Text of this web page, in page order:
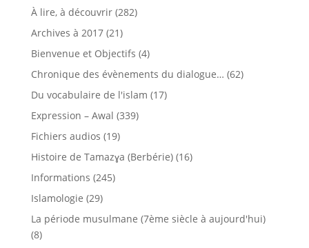
À lire, à découvrir(282)
Archives à 2017(21)
Bienvenue et Objectifs (4)
Chronique des évènements du dialogue… (62)
Du vocabulaire de l'islam (17)
Expression – Awal (339)
Fichiers audios (19)
Histoire de Tamazɣa (Berbérie)(16)
Informations (245)
Islamologie (29)
La période musulmane (7ème siècle à aujourd'hui)
(8)